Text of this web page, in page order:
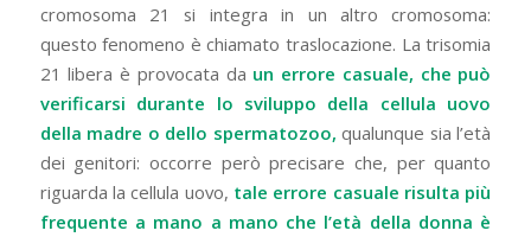
cromosoma 21 si integra in un altro cromosoma:
questo fenomeno è chiamato traslocazione. La trisomia
21 libera è provocata da un errore casuale, che può
verificarsi durante lo sviluppo della cellula uovo
della madre o dello spermatozoo, qualunque sia l’età
dei genitori: occorre però precisare che, per quanto
riguarda la cellula uovo, tale errore casuale risulta più
frequente a mano a mano che l’età della donna è